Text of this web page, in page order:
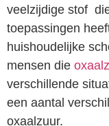
veelzijdige stof
toepassingen
huishoudelijke
mensen die
verschillende
een aantal
oxaalzuur.